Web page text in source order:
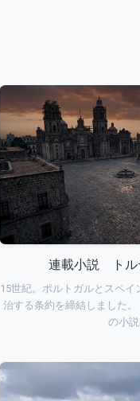
連載小説 トル
15世紀。ポルトガルとスペ
治する条約を締結しました
の小